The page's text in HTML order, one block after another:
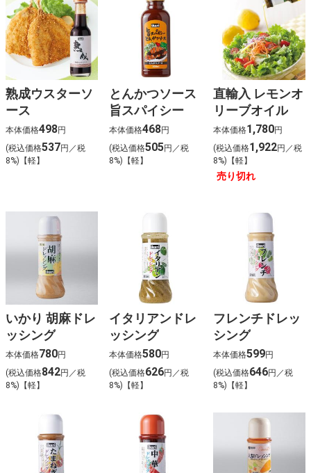
熟成ウスターソ
ース
本体価格498円
(税込価格537円／税
8%)【軽】
とんかつソース
旨スパイシー
本体価格468円
(税込価格505円／税
8%)【軽】
直輸入 レモンオ
リーブオイル
本体価格1,780円
(税込価格1,922円／税
8%)【軽】
売り切れ
いかり 胡麻ドレ
ッシング
本体価格780円
(税込価格842円／税
8%)【軽】
イタリアンドレ
ッシング
本体価格580円
(税込価格626円／税
8%)【軽】
フレンチドレッ
シング
本体価格599円
(税込価格646円／税
8%)【軽】